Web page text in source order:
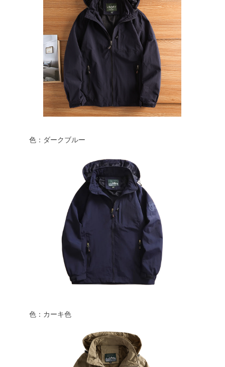
色：ダークブルー
色：カーキ色